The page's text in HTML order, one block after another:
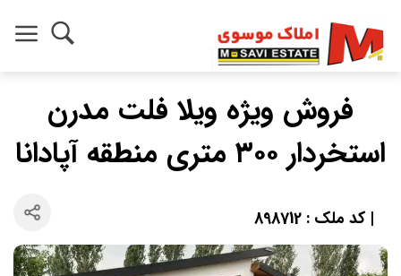
فروش ویژه ویلا فلت مدرن
استخردار ۳۰۰ متری منطقه آپادانا
| کد ملک : 898712